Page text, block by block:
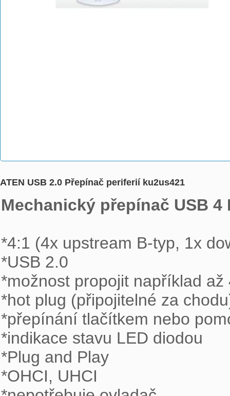
ATEN USB 2.0 Přepínač periferií ku2us421
Mechanický přepínač USB 4
*4:1 (4x upstream B-typ, 1x
*USB 2.0
*možnost propojit například
*hot plug (připojitelné za
*přepínání tlačítkem nebo
*indikace stavu LED diodou
*Plug and Play
*OHCI, UHCI